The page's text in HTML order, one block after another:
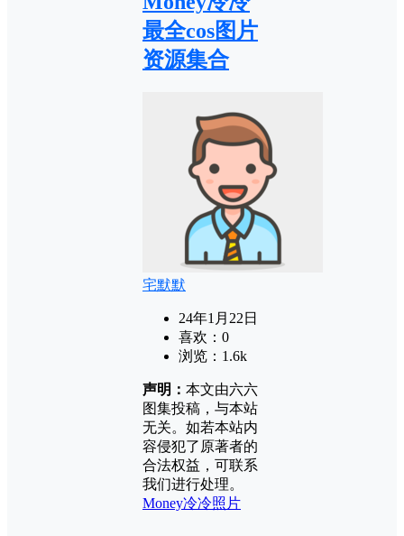
最全cos图片
资源集合
宅默默
24年1月22日
喜欢： 0
浏览： 1.6k
声明： 本文由六六
图集投稿，与本站
无关。如若本站内
容侵犯了原著者的
合法权益，可联系
我们进行处理。
Money冷冷照片